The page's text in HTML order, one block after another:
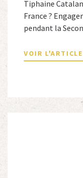
Tiphaine
France ?
pendant la
secondaire et
est spécialiste
VOIR